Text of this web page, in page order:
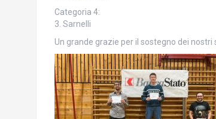
Categoria 4:
3. Sarnelli
Un grande grazie per il sostegno dei nostri